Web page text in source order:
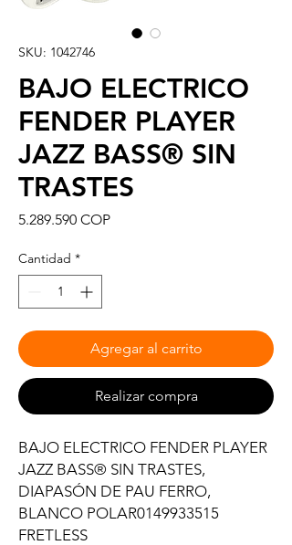
SKU: 1042746
BAJO ELECTRICO
FENDER PLAYER
JAZZ BASS® SIN
TRASTES
5.289.590 COPPrecio
Cantidad *
Agregar al carrito
Realizar compra
BAJO ELECTRICO FENDER PLAYER
JAZZ BASS® SIN TRASTES,
DIAPASÓN DE PAU FERRO,
BLANCO POLAR0149933515
FRETLESS